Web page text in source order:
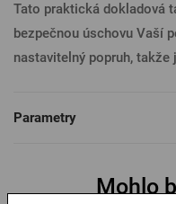
Tato praktická dokladová
bezpečnou úschovu Vaší
nastavitelný popruh,
Parametry
Mohlo